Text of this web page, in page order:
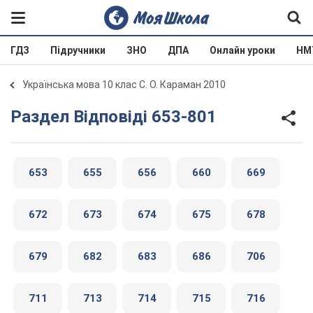
ГДЗ Підручники ЗНО ДПА Онлайн уроки
Українська мова 10 клас С. О. Караман 2010
Раздел Відповіді 653-801
653 655 656 660 669
672 673 674 675 678
679 682 683 686 706
711 713 714 715 716